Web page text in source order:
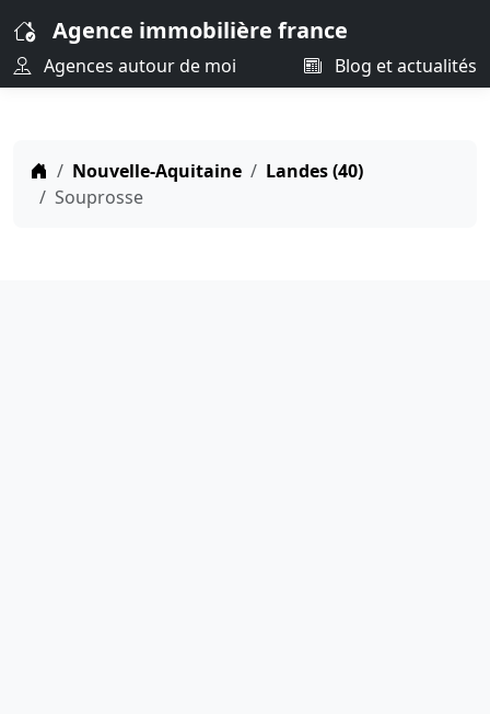
Agence immobilière france
Agences autour de moi Blog et actualités
Nouvelle-Aquitaine
Landes (40)
Souprosse